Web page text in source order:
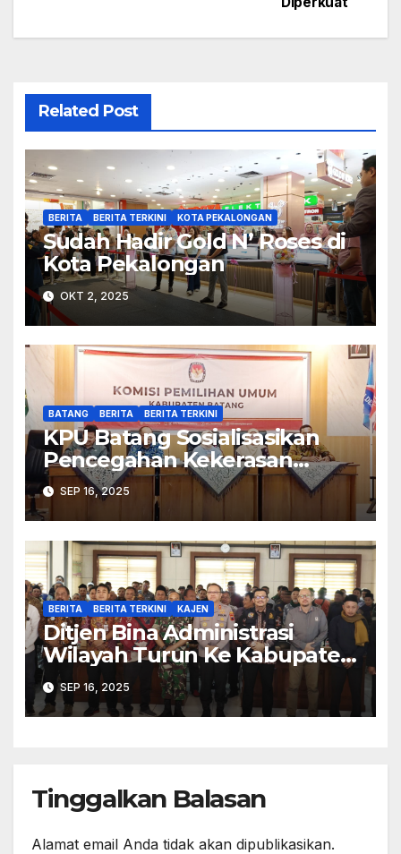
Related Post
BERITA BERITA TERKINI KOTA PEKALONGAN
Sudah Hadir Gold N’ Roses di
Kota Pekalongan
OKT 2, 2025
BATANG BERITA BERITA TERKINI
KPU Batang Sosialisasikan
Pencegahan Kekerasan
Seksual dalam Lingkungan
Kerja Pemilu
SEP 16, 2025
BERITA BERITA TERKINI KAJEN
Ditjen Bina Administrasi
Wilayah Turun Ke Kabupaten
Pekalongan Perkuat
Stabilitas
SEP 16, 2025
Tinggalkan Balasan
Alamat email Anda tidak akan dipublikasikan.